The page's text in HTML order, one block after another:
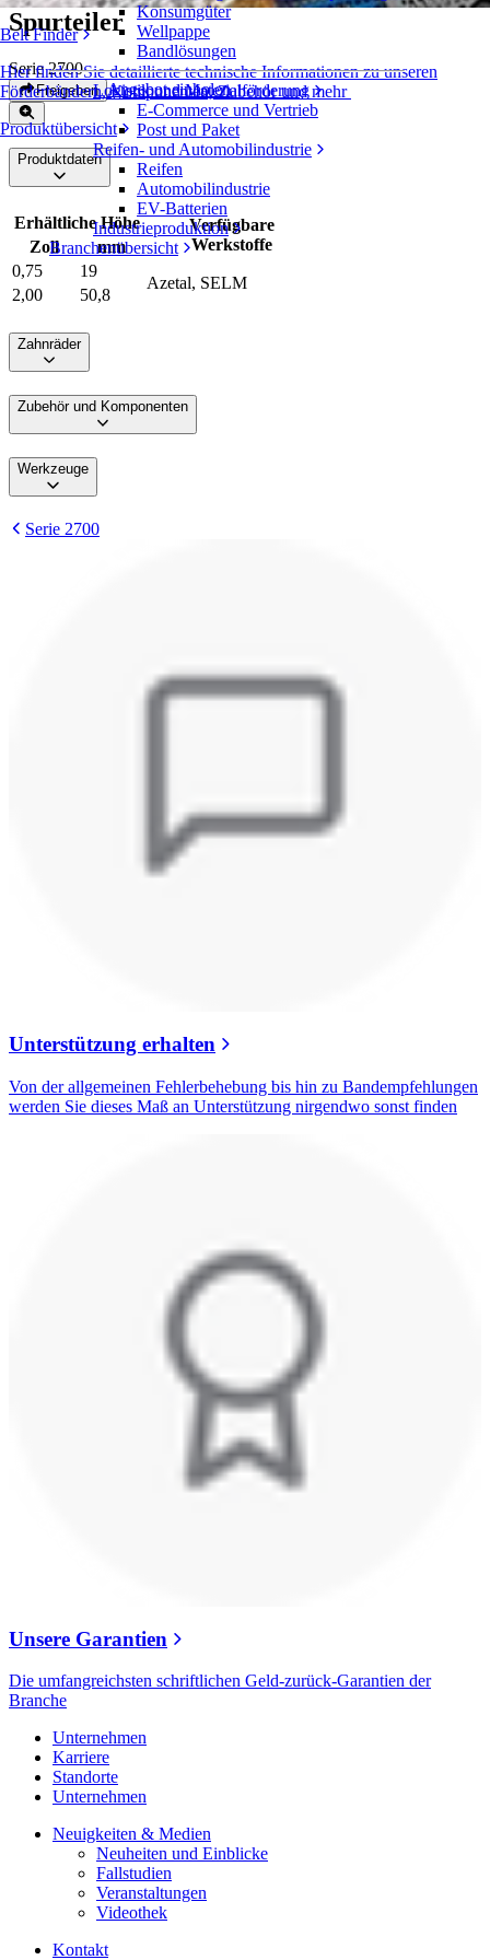
Belt Finder
Hier finden Sie detaillierte technische Informationen zu unseren
Förderbändern, Komponenten, Zubehör und mehr
Produktübersicht
Konsumgüter
Wellpappe
Bandlösungen
Logistik und Materialförderung
E-Commerce und Vertrieb
Post und Paket
Reifen- und Automobilindustrie
Reifen
Automobilindustrie
EV-Batterien
Industrieproduktion
Branchenübersicht
Spurteiler
Serie 2700
Freigeben Angebot einholen
Produktdaten
Erhältliche Höhe
Verfügbare
Werkstoffe
Zoll
mm
0,75
19
Azetal, SELM
2,00 50,8
Zahnräder
Zubehör und Komponenten
Werkzeuge
Serie 2700
Unterstützung erhalten
Von der allgemeinen Fehlerbehebung bis hin zu Bandempfehlungen
werden Sie dieses Maß an Unterstützung nirgendwo sonst finden
Unsere Garantien
Die umfangreichsten schriftlichen Geld-zurück-Garantien der
Branche
Unternehmen
Karriere
Standorte
Unternehmen
Neuigkeiten & Medien
Neuheiten und Einblicke
Fallstudien
Veranstaltungen
Videothek
Kontakt